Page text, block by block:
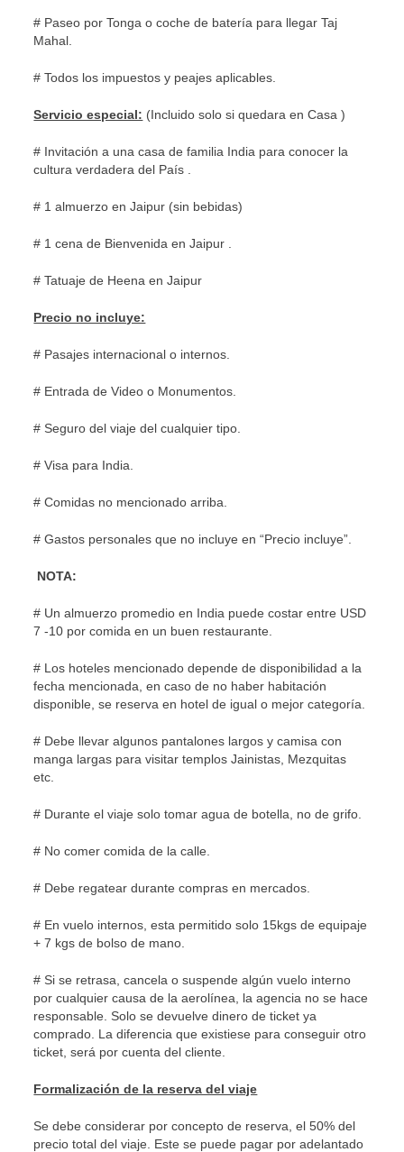
# Paseo por Tonga o coche de batería para llegar Taj
Mahal.
# Todos los impuestos y peajes aplicables.
Servicio especial: (Incluido solo si quedara en Casa )
# Invitación a una casa de familia India para conocer la
cultura verdadera del País .
# 1 almuerzo en Jaipur (sin bebidas)
# 1 cena de Bienvenida en Jaipur .
# Tatuaje de Heena en Jaipur
Precio no incluye:
# Pasajes internacional o internos.
# Entrada de Video o Monumentos.
# Seguro del viaje del cualquier tipo.
# Visa para India.
# Comidas no mencionado arriba.
# Gastos personales que no incluye en “Precio incluye”.
NOTA:
# Un almuerzo promedio en India puede costar entre USD
7 -10 por comida en un buen restaurante.
# Los hoteles mencionado depende de disponibilidad a la
fecha mencionada, en caso de no haber habitación
disponible, se reserva en hotel de igual o mejor categoría.
# Debe llevar algunos pantalones largos y camisa con
manga largas para visitar templos Jainistas, Mezquitas
etc.
# Durante el viaje solo tomar agua de botella, no de grifo.
# No comer comida de la calle.
# Debe regatear durante compras en mercados.
# En vuelo internos, esta permitido solo 15kgs de equipaje
+ 7 kgs de bolso de mano.
# Si se retrasa, cancela o suspende algún vuelo interno
por cualquier causa de la aerolínea, la agencia no se hace
responsable. Solo se devuelve dinero de ticket ya
comprado. La diferencia que existiese para conseguir otro
ticket, será por cuenta del cliente.
Formalización de la reserva del viaje
Se debe considerar por concepto de reserva, el 50% del
precio total del viaje. Este se puede pagar por adelantado